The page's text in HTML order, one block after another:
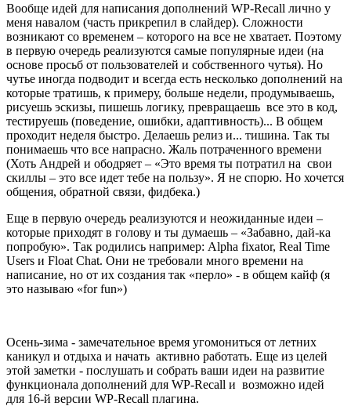
Вообще идей для написания дополнений WP-Recall лично у
меня навалом (часть прикрепил в слайдер). Сложности
возникают со временем – которого на все не хватает. Поэтому
в первую очередь реализуются самые популярные идеи (на
основе просьб от пользователей и собственного чутья). Но
чутье иногда подводит и всегда есть несколько дополнений на
которые тратишь, к примеру, больше недели, продумываешь,
рисуешь эскизы, пишешь логику, превращаешь все это в код,
тестируешь (поведение, ошибки, адаптивность)... В общем
проходит неделя быстро. Делаешь релиз и... тишина. Так ты
понимаешь что все напрасно. Жаль потраченного времени
(Хоть Андрей и ободряет – «Это время ты потратил на свои
скиллы – это все идет тебе на пользу». Я не спорю. Но хочется
общения, обратной связи, фидбека.)
Еще в первую очередь реализуются и неожиданные идеи –
которые приходят в голову и ты думаешь – «Забавно, дай-ка
попробую». Так родились например: Alpha fixator, Real Time
Users и Float Chat. Они не требовали много времени на
написание, но от их создания так «перло» - в общем кайф (я
это называю «for fun»)
Осень-зима - замечательное время угомониться от летних
каникул и отдыха и начать активно работать. Еще из целей
этой заметки - послушать и собрать ваши идеи на развитие
функционала дополнений для WP-Recall и возможно идей
для 16-й версии WP-Recall плагина.